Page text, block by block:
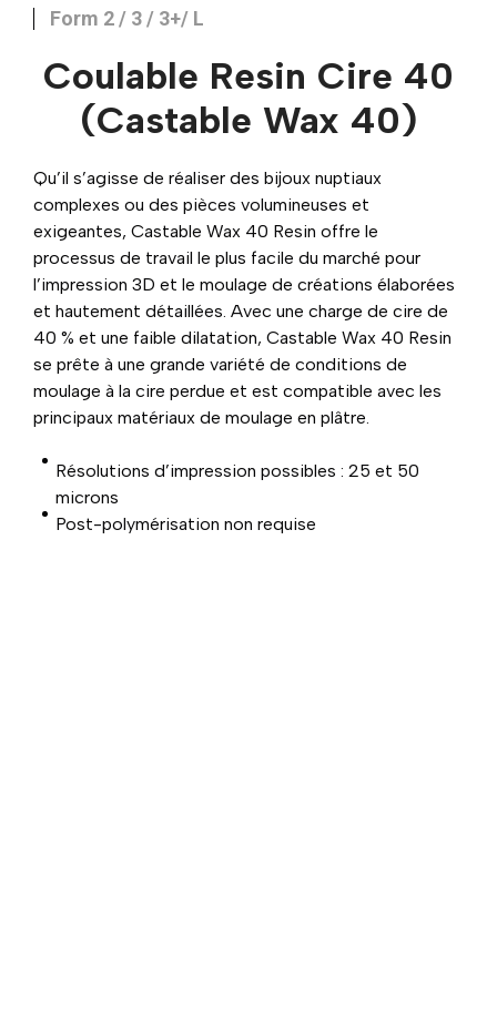
Form 2 / 3 / 3+/ L
Coulable Resin Cire 40
(Castable Wax 40)
Qu’il s’agisse de réaliser des bijoux nuptiaux
complexes ou des pièces volumineuses et
exigeantes, Castable Wax 40 Resin offre le
processus de travail le plus facile du marché pour
l’impression 3D et le moulage de créations élaborées
et hautement détaillées. Avec une charge de cire de
40 % et une faible dilatation, Castable Wax 40 Resin
se prête à une grande variété de conditions de
moulage à la cire perdue et est compatible avec les
principaux matériaux de moulage en plâtre.
Résolutions d’impression possibles : 25 et 50
microns
Post-polymérisation non requise